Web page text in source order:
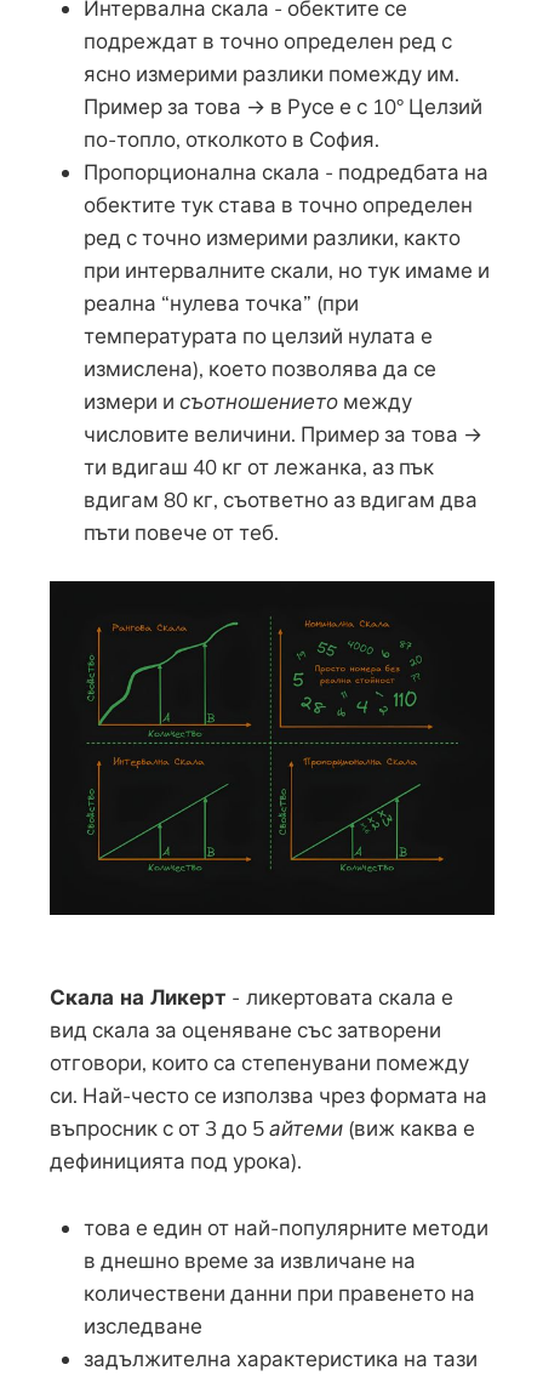
Интервална скала - обектите се
подреждат в точно определен ред с
ясно измерими разлики помежду им.
Пример за това → в Русе е с 10° Целзий
по-топло, отколкото в София.
Пропорционална скала - подредбата на
обектите тук става в точно определен
ред с точно измерими разлики, както
при интервалните скали, но тук имаме и
реална “нулева точка” (при
температурата по целзий нулата е
измислена), което позволява да се
измери и съотношениетомежду
числовите величини. Пример за това →
ти вдигаш 40 кг от лежанка, аз пък
вдигам 80 кг, съответно аз вдигам два
пъти повече от теб.
Скала на Ликерт - ликертовата скала е
вид скала за оценяване със затворени
отговори, които са степенувани помежду
си. Най-често се използва чрез формата на
въпросник с от 3 до 5айтеми(виж каква е
дефиницията под урока).
това е един от най-популярните методи
в днешно време за извличане на
количествени данни при правенето на
изследване
задължителна характеристика на тази